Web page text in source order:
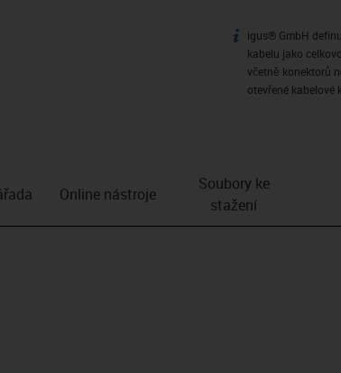
igus-icon-info
igus® GmbH
kabelu jako
včetně konektorů
otevřené kabelové
Online nástroje
Soubory ke
stažení